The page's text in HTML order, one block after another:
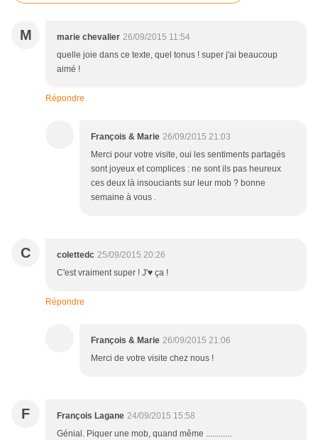
M marie chevalier 26/09/2015 11:54
quelle joie dans ce texte, quel tonus ! super j'ai beaucoup
aimé !
Répondre
François & Marie 26/09/2015 21:03
Merci pour votre visite, oui les sentiments partagés
sont joyeux et complices : ne sont ils pas heureux
ces deux là insouciants sur leur mob ? bonne
semaine à vous .
C colettedc 25/09/2015 20:26
C'est vraiment super ! J'♥ ça !
Répondre
François & Marie 26/09/2015 21:06
Merci de votre visite chez nous !
F François Lagane 24/09/2015 15:58
Génial. Piquer une mob, quand même ............